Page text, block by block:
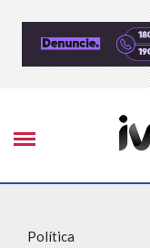
Política